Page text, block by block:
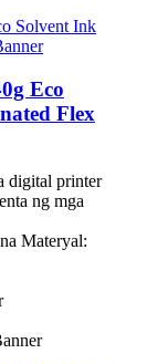
Eco
Flex
digital printer
ng mga
Materyal: